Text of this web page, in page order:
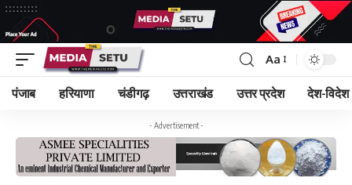
Aa
पंजाब हरियाणा चंडीगढ़ उत्तराखंड उत्तर प्रदेश देश-विदेश
- Advertisement -